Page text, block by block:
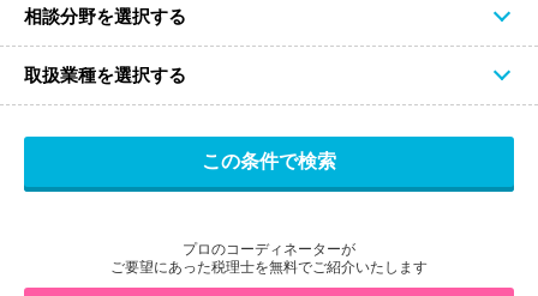
相談分野を選択する
取扱業種を選択する
プロのコーディネーターが
ご要望にあった税理士を無料でご紹介いたします